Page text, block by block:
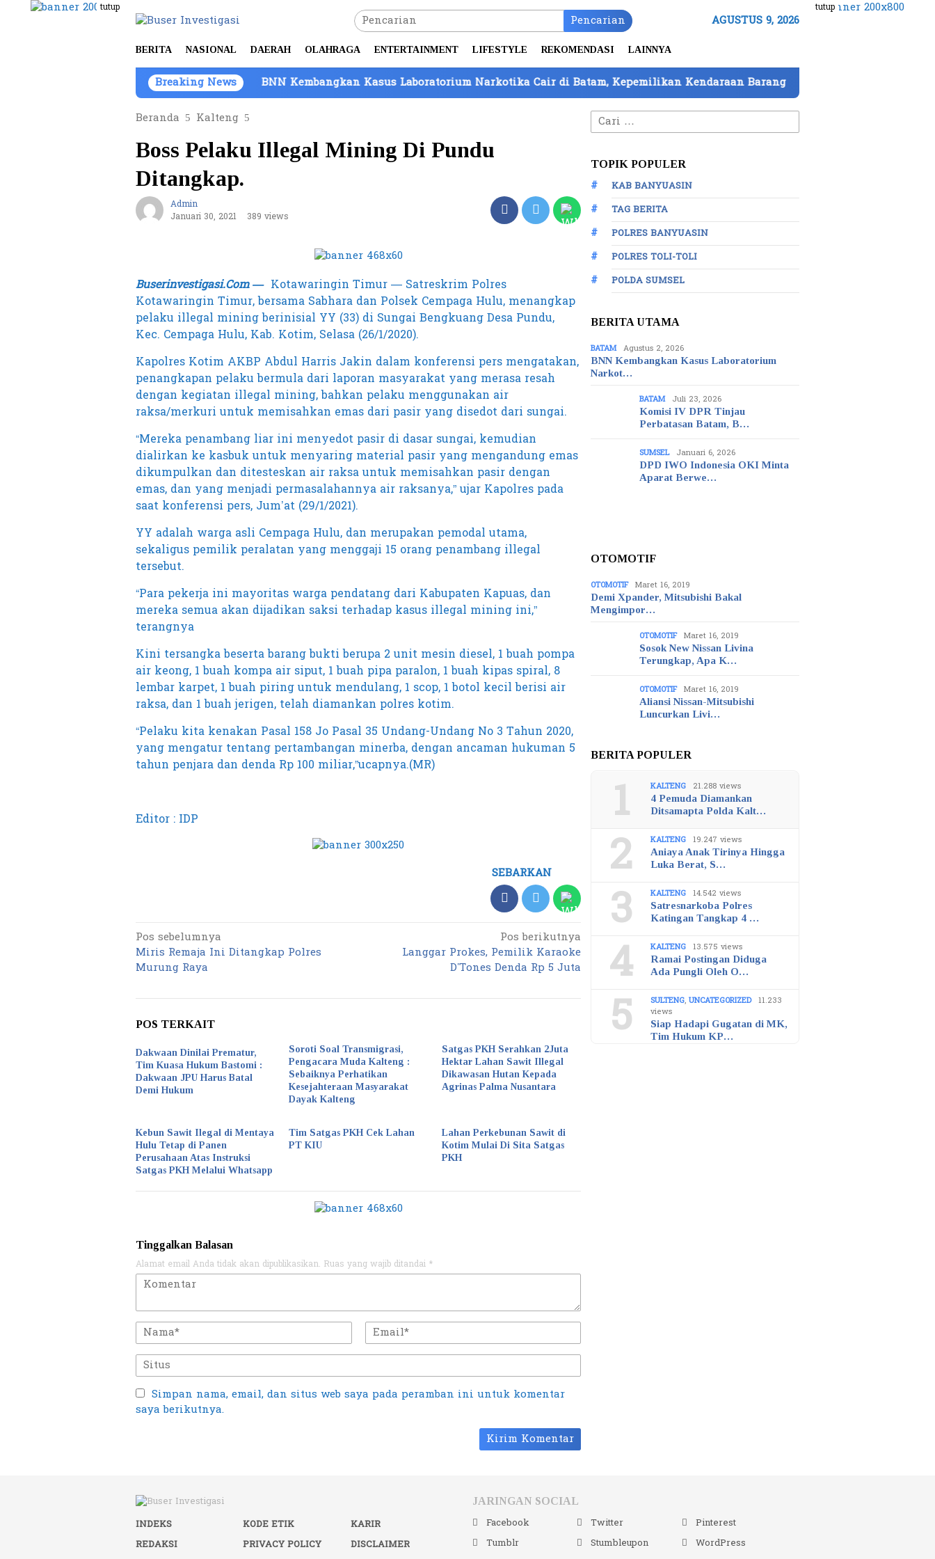
Loncat
tutup tutup
Pencarian AGUSTUS 9, 2026
BERITA NASIONAL DAERAH OLAHRAGA ENTERTAINMENT LIFESTYLE REKOMENDASI LAINNYA
Breaking NewsBNN Kembangkan Kasus Laboratorium Narkotika Cair di Batam, Kepemilikan Kendaraan Barang Bukti Atas Nama PT Mitra Usaha
Beranda
Kalteng
Boss Pelaku Illegal Mining Di Pundu
Ditangkap.
Admin
Januari 30, 2021
389 views
Buserinvestigasi.Com — Kotawaringin Timur — Satreskrim Polres
Kotawaringin Timur, bersama Sabhara dan Polsek Cempaga Hulu, menangkap
pelaku illegal mining berinisial YY (33) di Sungai Bengkuang Desa Pundu,
Kec. Cempaga Hulu, Kab. Kotim, Selasa (26/1/2020).
Kapolres Kotim AKBP Abdul Harris Jakin dalam konferensi pers mengatakan,
penangkapan pelaku bermula dari laporan masyarakat yang merasa resah
dengan kegiatan illegal mining, bahkan pelaku menggunakan air
raksa/merkuri untuk memisahkan emas dari pasir yang disedot dari sungai.
“Mereka penambang liar ini menyedot pasir di dasar sungai, kemudian
dialirkan ke kasbuk untuk menyaring material pasir yang mengandung emas
dikumpulkan dan ditesteskan air raksa untuk memisahkan pasir dengan
emas, dan yang menjadi permasalahannya air raksanya,” ujar Kapolres pada
saat konferensi pers, Jum’at (29/1/2021).
YY adalah warga asli Cempaga Hulu, dan merupakan pemodal utama,
sekaligus pemilik peralatan yang menggaji 15 orang penambang illegal
tersebut.
“Para pekerja ini mayoritas warga pendatang dari Kabupaten Kapuas, dan
mereka semua akan dijadikan saksi terhadap kasus illegal mining ini,”
terangnya
Kini tersangka beserta barang bukti berupa 2 unit mesin diesel, 1 buah pompa
air keong, 1 buah kompa air siput, 1 buah pipa paralon, 1 buah kipas spiral, 8
lembar karpet, 1 buah piring untuk mendulang, 1 scop, 1 botol kecil berisi air
raksa, dan 1 buah jerigen, telah diamankan polres kotim.
“Pelaku kita kenakan Pasal 158 Jo Pasal 35 Undang-Undang No 3 Tahun 2020,
yang mengatur tentang pertambangan minerba, dengan ancaman hukuman 5
tahun penjara dan denda Rp 100 miliar,”ucapnya.(MR)
Editor : IDP
SEBARKAN
Navigasi
pos
Pos sebelumnya
Miris Remaja Ini Ditangkap Polres
Murung Raya
Pos berikutnya
Langgar Prokes, Pemilik Karaoke
D’Tones Denda Rp 5 Juta
POS TERKAIT
Dakwaan Dinilai Prematur,
Tim Kuasa Hukum Bastomi :
Dakwaan JPU Harus Batal
Demi Hukum
Soroti Soal Transmigrasi,
Pengacara Muda Kalteng :
Sebaiknya Perhatikan
Kesejahteraan Masyarakat
Dayak Kalteng
Satgas PKH Serahkan 2Juta
Hektar Lahan Sawit Illegal
Dikawasan Hutan Kepada
Agrinas Palma Nusantara
Kebun Sawit Ilegal di Mentaya
Hulu Tetap di Panen
Perusahaan Atas Instruksi
Satgas PKH Melalui Whatsapp
Tim Satgas PKH Cek Lahan
PT KIU
Lahan Perkebunan Sawit di
Kotim Mulai Di Sita Satgas
PKH
Tinggalkan Balasan
Alamat email Anda tidak akan dipublikasikan. Ruas yang wajib ditandai *
Simpan nama, email, dan situs web saya pada peramban ini untuk komentar
saya berikutnya.
Cari
untuk:
TOPIK POPULER
KAB BANYUASIN
TAG BERITA
POLRES BANYUASIN
POLRES TOLI-TOLI
POLDA SUMSEL
BERITA UTAMA
BATAM Agustus 2, 2026
BNN Kembangkan Kasus Laboratorium
Narkot…
BATAM Juli 23, 2026
Komisi IV DPR Tinjau
Perbatasan Batam, B…
SUMSEL Januari 6, 2026
DPD IWO Indonesia OKI Minta
Aparat Berwe…
OTOMOTIF
OTOMOTIF Maret 16, 2019
Demi Xpander, Mitsubishi Bakal
Mengimpor…
OTOMOTIF Maret 16, 2019
Sosok New Nissan Livina
Terungkap, Apa K…
OTOMOTIF Maret 16, 2019
Aliansi Nissan-Mitsubishi
Luncurkan Livi…
BERITA POPULER
1 KALTENG 21.288 views
4 Pemuda Diamankan
Ditsamapta Polda Kalt…
2 KALTENG 19.247 views
Aniaya Anak Tirinya Hingga
Luka Berat, S…
3 KALTENG 14.542 views
Satresnarkoba Polres
Katingan Tangkap 4 …
4 KALTENG 13.575 views
Ramai Postingan Diduga
Ada Pungli Oleh O…
5 SULTENG,UNCATEGORIZED 11.233
views
Siap Hadapi Gugatan di MK,
Tim Hukum KP…
INDEKS KODE ETIK
KARIR
REDAKSI
PRIVACY POLICY
DISCLAIMER
JARINGAN SOCIAL
Facebook Twitter
Pinterest
Tumblr
Stumbleupon
WordPress